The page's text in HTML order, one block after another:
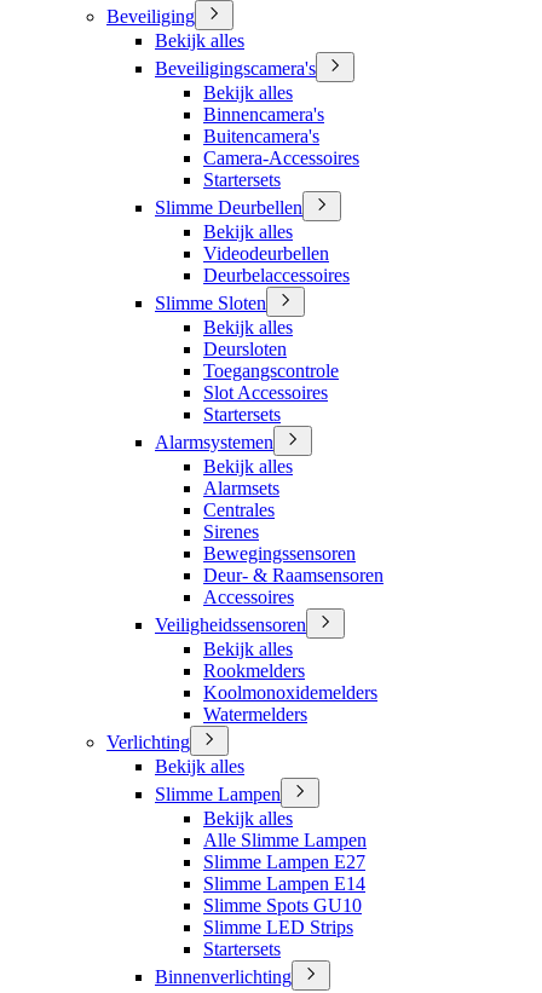
Beveiliging
Bekijk alles
Beveiligingscamera's
Bekijk alles
Binnencamera's
Buitencamera's
Camera-Accessoires
Startersets
Slimme Deurbellen
Bekijk alles
Videodeurbellen
Deurbelaccessoires
Slimme Sloten
Bekijk alles
Deursloten
Toegangscontrole
Slot Accessoires
Startersets
Alarmsystemen
Bekijk alles
Alarmsets
Centrales
Sirenes
Bewegingssensoren
Deur- & Raamsensoren
Accessoires
Veiligheidssensoren
Bekijk alles
Rookmelders
Koolmonoxidemelders
Watermelders
Verlichting
Bekijk alles
Slimme Lampen
Bekijk alles
Alle Slimme Lampen
Slimme Lampen E27
Slimme Lampen E14
Slimme Spots GU10
Slimme LED Strips
Startersets
Binnenverlichting